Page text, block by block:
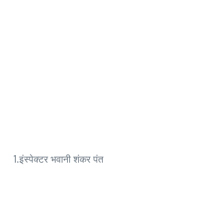
1.इंस्पेक्टर भवानी शंकर पंत